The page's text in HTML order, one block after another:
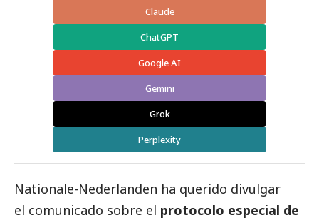
Claude
ChatGPT
Google AI
Gemini
Grok
Perplexity
Nationale-Nederlanden ha querido divulgar
el comunicado sobre el protocolo especial de